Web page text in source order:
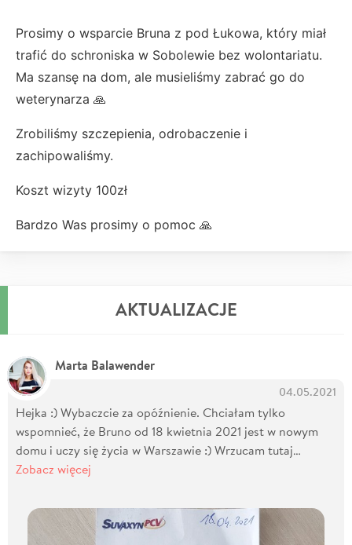
Prosimy o wsparcie Bruna z pod Łukowa, który miał
trafić do schroniska w Sobolewie bez wolontariatu.
Ma szansę na dom, ale musieliśmy zabrać go do
weterynarza 🙏
Zrobiliśmy szczepienia, odrobaczenie i
zachipowaliśmy.
Koszt wizyty 100zł
Bardzo Was prosimy o pomoc 🙏
AKTUALIZACJE
Marta Balawender
04.05.2021
Hejka :) Wybaczcie za opóźnienie. Chciałam tylko
wspomnieć, że Bruno od 18 kwietnia 2021 jest w nowym
domu i uczy się życia w Warszawie :) Wrzucam tutaj…
Zobacz więcej